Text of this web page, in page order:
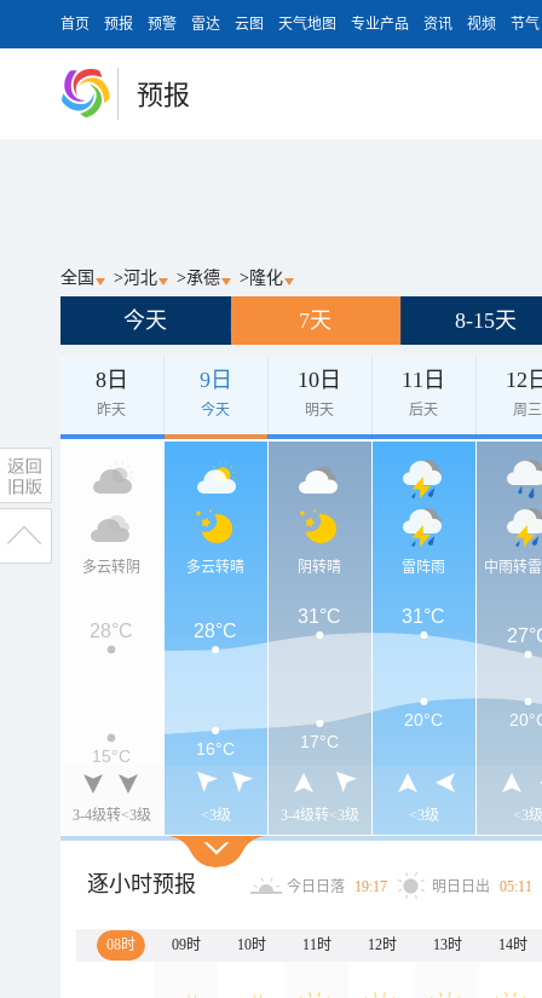
首页 预报 预警 雷达 云图 天气地图 专业产品 资讯 视频 节气
预报
全国 >河北 >承德 > 隆化
今天 7天 8-15天
8日
昨天
9日
今天
10日
明天
11日
后天
12
周三
多云转阴
3-4级转<3级
多云转晴
<3级
阴转晴
3-4级转<3级
雷阵雨
<3级
中雨转
<3级
28°C 28°C
31°C
31°C
15°C 16°C 17°C
20°C
逐小时预报 今日日落 19:17 明日日出 05:11
08时 09时 10时 11时 12时 13时 14时